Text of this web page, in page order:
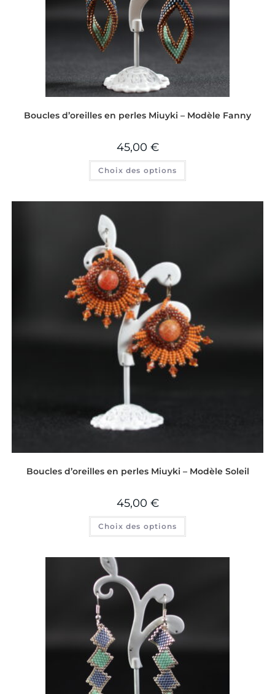
Boucles d’oreilles en perles Miuyki – Modèle Fanny
45,00 €
Choix des options
Boucles d’oreilles en perles Miuyki – Modèle Soleil
45,00 €
Choix des options